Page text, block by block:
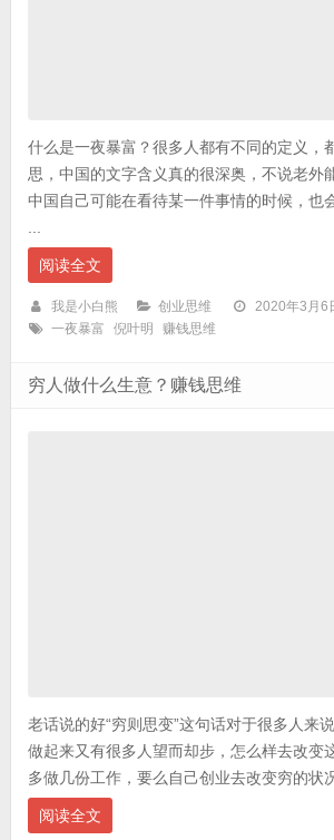
什么是一夜暴富？很多人都有不同的定义，
思，中国的文字含义真的很深奥，不说老外
中国自己可能在看待某一件事情的时候，也
...
阅读全文
我是小白熊 创业思维 2020年3月6
一夜暴富
倪叶明 赚钱思维
穷人做什么生意？赚钱思维
老话说的好“穷则思变”这句话对于很多人来
做起来又有很多人望而却步，怎么样去改变
多做几份工作，要么自己创业去改变穷的状
阅读全文